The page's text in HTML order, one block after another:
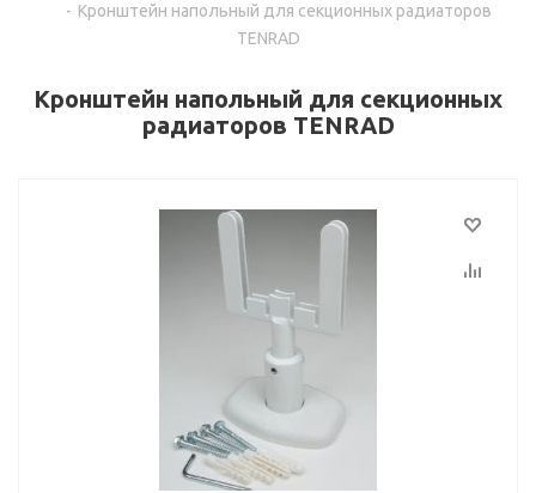
- Кронштейн напольный для секционных радиаторов
TENRAD
Кронштейн напольный для секционных
радиаторов TENRAD